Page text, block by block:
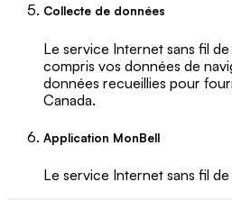
Collecte de données
Le service Internet sans fil
compris vos données de
données recueillies pour
Canada.
Application MonBell
Le service Internet sans fil